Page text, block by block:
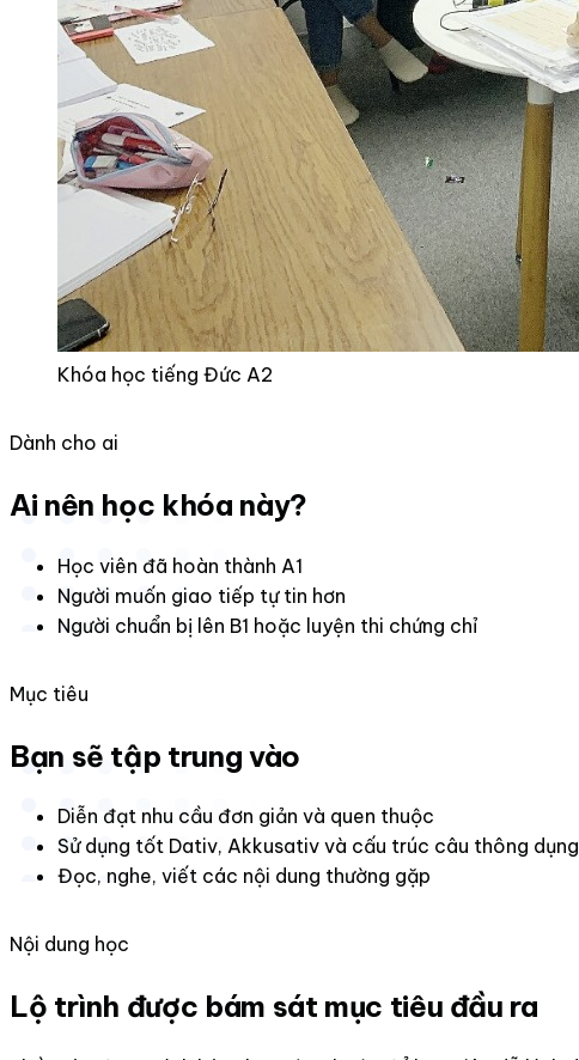
Khóa học tiếng Đức A2
Dành cho ai
Ai nên học khóa này?
Học viên đã hoàn thành A1
Người muốn giao tiếp tự tin hơn
Người chuẩn bị lên B1 hoặc luyện thi chứng chỉ
Mục tiêu
Bạn sẽ tập trung vào
Diễn đạt nhu cầu đơn giản và quen thuộc
Sử dụng tốt Dativ, Akkusativ và cấu trúc câu thông dụng
Đọc, nghe, viết các nội dung thường gặp
Nội dung học
Lộ trình được bám sát mục tiêu đầu ra